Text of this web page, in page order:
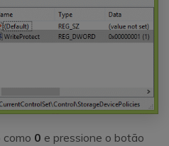
como 0 e pressione o botão